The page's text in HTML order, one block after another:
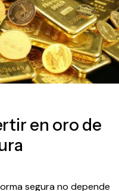
en oro de
segura no depende